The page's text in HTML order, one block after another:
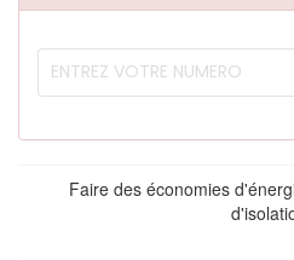
Faire des économies